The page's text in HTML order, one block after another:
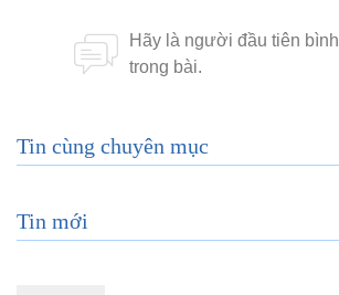
Tin cùng chuyên mục
Tin mới